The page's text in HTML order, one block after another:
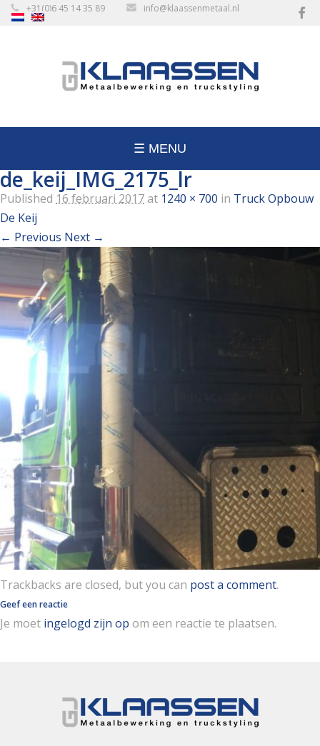
+31(0)6 45 14 35 89 info@klaassenmetaal.nl
☰ MENU
de_keij_IMG_2175_lr
Published 16 februari 2017at 1240 × 700 in Truck Opbouw
De Keij
← Previous Next →
Trackbacks are closed, but you can post a comment.
Geef een reactie
Je moet ingelogd zijn op om een reactie te plaatsen.